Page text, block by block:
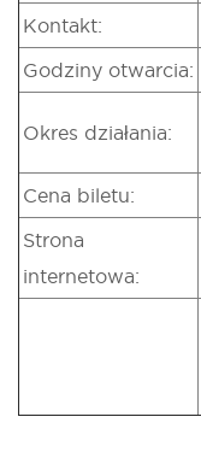
Kontakt:
Godziny otwarcia:
Okres działania:
Cena biletu:
Strona
internetowa: